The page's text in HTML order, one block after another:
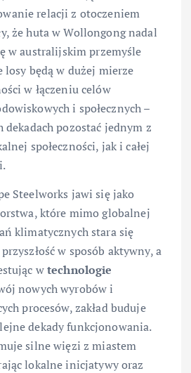
relacji z otoczeniem
że huta w Wollongong nadal
w australijskim przemyśle
losy będą w dużej mierze
w łączeniu celów
i społecznych –
pozostać jednym z
społeczności, jak i całej
Steelworks jawi się jako
które mimo globalnej
klimatycznych stara się
w sposób aktywny, a
wtechnologie
nowych wyrobów i
procesów, zakład buduje
dekady funkcjonowania.
silne więzi z miastem
lokalne inicjatywy oraz